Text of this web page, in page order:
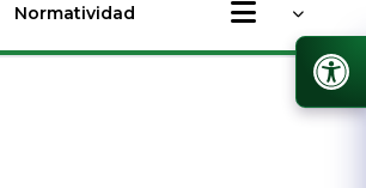
Normatividad